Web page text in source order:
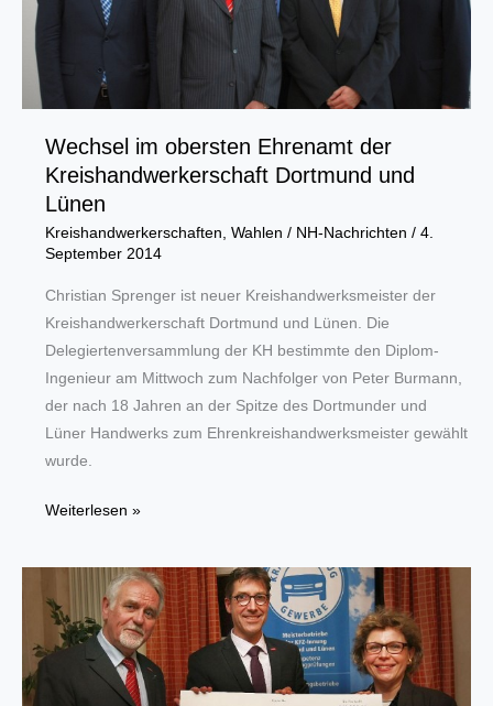
Wechsel im obersten Ehrenamt der
Kreishandwerkerschaft Dortmund und
Lünen
Kreishandwerkerschaften Wahlen / NH-Nachrichten / 4.
September 2014
Christian Sprenger ist neuer Kreishandwerksmeister der
Kreishandwerkerschaft Dortmund und Lünen. Die
Delegiertenversammlung der KH bestimmte den Diplom-
Ingenieur am Mittwoch zum Nachfolger von Peter Burmann,
der nach 18 Jahren an der Spitze des Dortmunder und
Lüner Handwerks zum Ehrenkreishandwerksmeister gewählt
wurde.
Wechsel
obersten
Ehrenamt
der
Kreishandwerkerschaft
Dortmund
Weiterlesen »